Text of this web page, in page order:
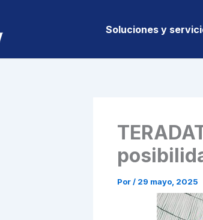
Soluciones y
Por/ 29 mayo, 2025